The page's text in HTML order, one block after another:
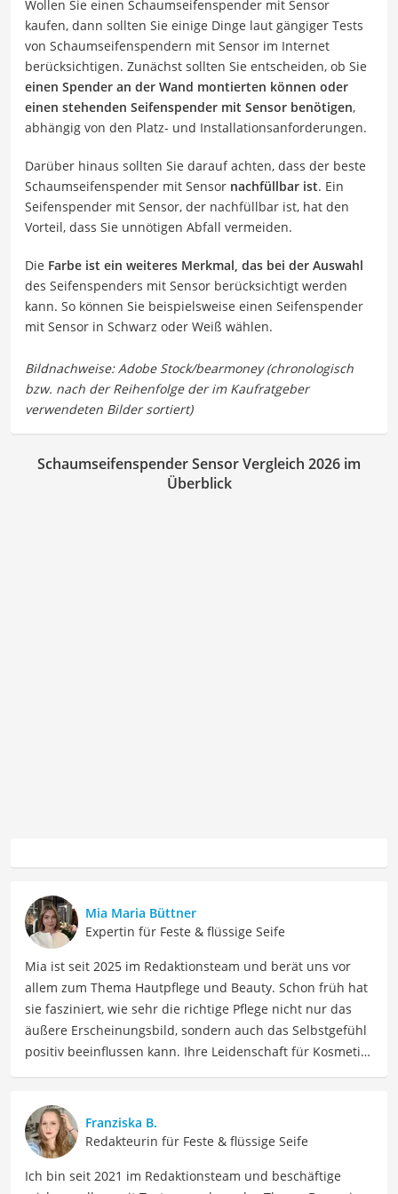
Wollen Sie einen Schaumseifenspender mit Sensor
kaufen, dann sollten Sie einige Dinge laut gängiger Tests
von Schaumseifenspendern mit Sensor im Internet
berücksichtigen. Zunächst sollten Sie entscheiden, ob Sie
einen Spender an der Wand montierten können oder
einen stehenden Seifenspender mit Sensor benötigen,
abhängig von den Platz- und Installationsanforderungen.
Darüber hinaus sollten Sie darauf achten, dass der beste
Schaumseifenspender mit Sensor nachfüllbar ist. Ein
Seifenspender mit Sensor, der nachfüllbar ist, hat den
Vorteil, dass Sie unnötigen Abfall vermeiden.
Die Farbe ist ein weiteres Merkmal, das bei der Auswahl
des Seifenspenders mit Sensor berücksichtigt werden
kann. So können Sie beispielsweise einen Seifenspender
mit Sensor in Schwarz oder Weiß wählen.
Schaumseifenspender Sensor Vergleich 2026 im
Überblick
Mia Maria Büttner
Expertin für Feste & flüssige Seife
Mia ist seit 2025 im Redaktionsteam und berät uns vor
allem zum Thema Hautpflege und Beauty. Schon früh hat
sie fasziniert, wie sehr die richtige Pflege nicht nur das
äußere Erscheinungsbild, sondern auch das Selbstgefühl
positiv beeinflussen kann. Ihre Leidenschaft für Kosmetik
nun Menschen dabei, die richtigen Produkte für sie zu
finden. Mia liebt es, sich in Inhaltsstoffe und
Produktversprechen hineinzudenken und diese
verständlich aufzuschlüsseln. Als Ausgleich zu ihrer
Franziska B.
Redakteurin für Feste & flüssige Seife
Ich bin seit 2021 im Redaktionsteam und beschäftige